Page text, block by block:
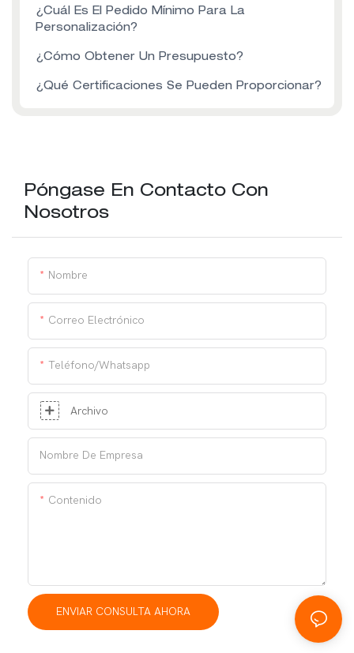
¿Cuál Es El Pedido Mínimo Para La
Personalización?
¿Cómo Obtener Un Presupuesto?
¿Qué Certificaciones Se Pueden Proporcionar?
Póngase En Contacto Con
Nosotros
Nombre
Correo Electrónico
Teléfono/whatsapp
Archivo
Nombre De Empresa
Contenido
ENVIAR CONSULTA AHORA